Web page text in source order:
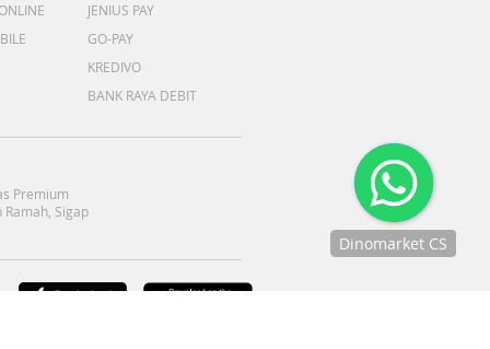
JENIUS PAY
GO-PAY
KREDIVO
BANK RAYA DEBIT
Premium
Sigap
Dinomarket CS